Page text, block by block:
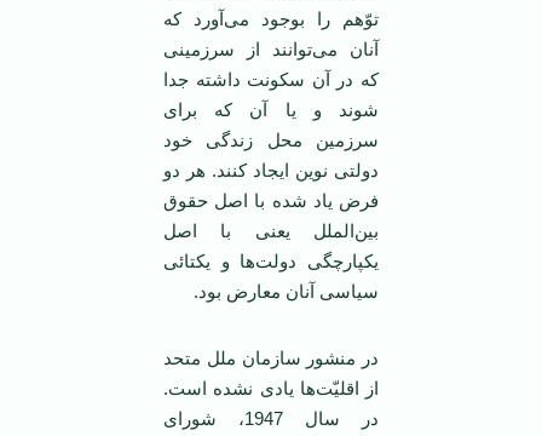
توّهم را بوجود می‌آورد که
آنان می‌توانند از سرزمینی
که در آن سکونت داشته جدا
شوند و یا آن که برای
سرزمین محل زندگی خود
دولتی نوین ایجاد کنند. هر دو
فرض یاد شده با اصل حقوق
بین‌الملل یعنی با اصل
یکپارچگی دولت‌ها و یکتائی
سیاسی آنان معارض بود.
در منشور سازمان ملل متحد
از اقلیّت‌ها یادی نشده است.
در سال 1947، شورای